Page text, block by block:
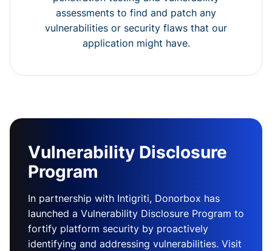
assessments to find and patch any
vulnerabilities or security flaws that our
application might have.
Vulnerability Disclosure
Program
In partnership with Intigriti, Donorbox has
launched a Vulnerability Disclosure Program to
fortify platform security by proactively
identifying and addressing vulnerabilities. Visit